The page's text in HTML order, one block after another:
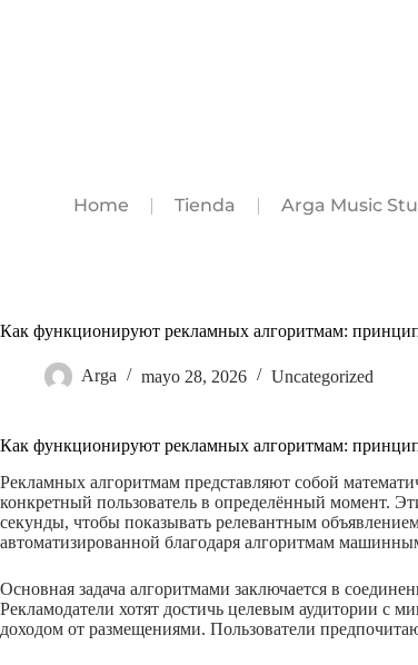
Home Tienda Arga Music
Как функционируют рекламных алгоритмам:
Arga mayo 28, 2026 Uncategorized
Как функционируют рекламных алгоритмам:
Рекламных алгоритмам представляют собой
конкретный пользователь в определённый момент.
секунды, чтобы показывать релевантным
автоматизированной благодаря алгоритмам
Основная задача алгоритмами заключается в
Рекламодатели хотят достичь целевым аудитории с
доходом от размещениями. Пользователи